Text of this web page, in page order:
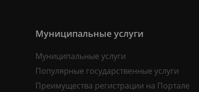
Муниципальные услуги
Муниципальные услуги
Популярные государственные услуги
Преимущества регистрации на Портале